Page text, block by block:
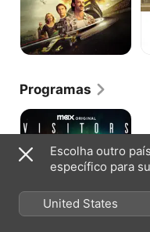
Programas
Visitors
Escolha outro
específico para
United States